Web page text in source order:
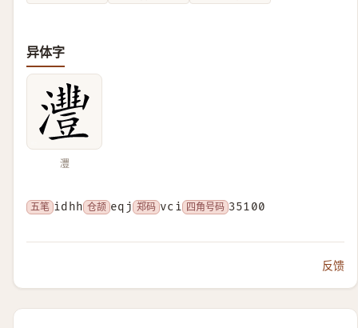
异体字
灃
五笔 idhh 仓颉 eqj 郑码 vci 四角号码 35100
反馈